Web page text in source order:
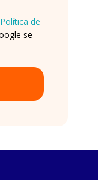
Política de
se